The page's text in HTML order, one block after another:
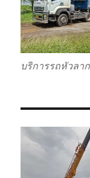
บริการรถหัวลา